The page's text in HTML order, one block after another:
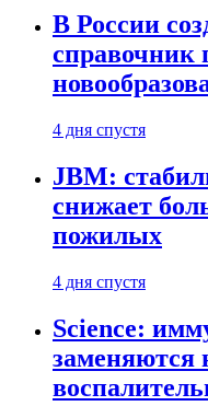
В России
справочник
4 дня спустя
JBM:
снижает
пожилых
4 дня спустя
Science:
заменяются